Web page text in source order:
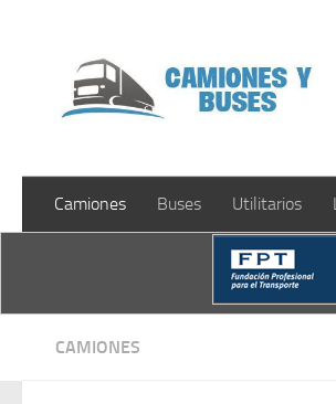
Camiones Buses Utilitarios
CAMIONES